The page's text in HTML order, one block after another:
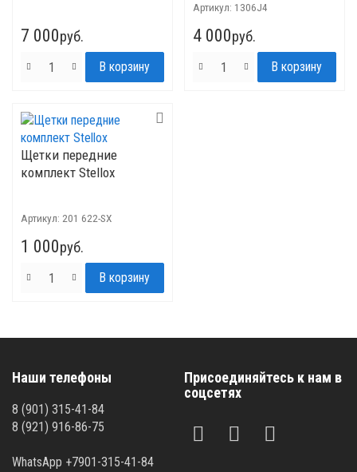
7 000руб.
Артикул: 1306J4
4 000руб.
Щетки передние
комплект Stellox
Артикул: 201 622-SX
1 000руб.
Наши телефоны
8 (901) 315-41-84
8 (921) 916-86-75
WhatsApp +7901-315-41-84
Присоединяйтесь к нам в
соцсетях